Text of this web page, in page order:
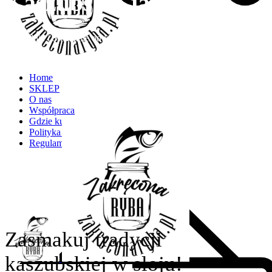
Home
SKLEP
O nas
Współpraca
Gdzie kupić
Polityka prywatności
Regulamin
Naturalnie i Smacznie od lokalnych Gospodarzy
Zasmakuj tradycji
kaszubskiej w słoju!